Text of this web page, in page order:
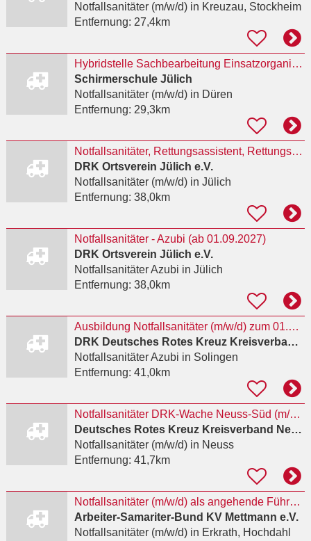
Notfallsanitäter (m/w/d)in Kreuzau, Stockheim
Entfernung: 27,4km
Hybridstelle Sachbearbeitung Einsatzorganisation / Notfallsanitäter/-in (m/w/d)
Schirmerschule Jülich
Notfallsanitäter (m/w/d)in Düren
Entfernung: 29,3km
Notfallsanitäter, Rettungsassistent, Rettungssanitäter für den Einsatz auf dem Nürburgring als
DRK Ortsverein Jülich e.V.
Notfallsanitäter (m/w/d)in Jülich
Entfernung: 38,0km
Notfallsanitäter - Azubi (ab 01.09.2027)
DRK Ortsverein Jülich e.V.
Notfallsanitäter Azubi in Jülich
Entfernung: 38,0km
Ausbildung Notfallsanitäter (m/w/d) zum 01.03.2027
DRK Deutsches Rotes Kreuz Kreisverband Solingen e. V.
Notfallsanitäter Azubi in Solingen
Entfernung: 41,0km
Notfallsanitäter DRK-Wache Neuss-Süd (m/w/d)
Deutsches Rotes Kreuz Kreisverband Neuss e.V.
Notfallsanitäter (m/w/d)in Neuss
Entfernung: 41,7km
Notfallsanitäter (m/w/d) als angehende Führungskraft
Arbeiter-Samariter-Bund KV Mettmann e.V.
Notfallsanitäter (m/w/d)in Erkrath, Hochdahl